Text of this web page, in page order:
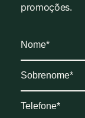
promoções.